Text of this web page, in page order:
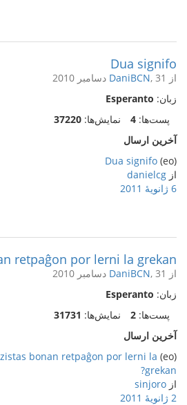
Dua signifo
از DaniBCN, 31 دسامبر 2010
زبان: Esperanto
پست‌ها: 4 نمایش‌ها: 37220
آخرین ارسال
(eo)
Dua signifo
از danielcg
6 ژانویهٔ 2011
retpaĝon por lerni la grekan?
از DaniBCN, 31 دسامبر 2010
زبان: Esperanto
پست‌ها: 2 نمایش‌ها: 31731
آخرین ارسال
(eo)
bonan retpaĝon por lerni la
grekan?
از sinjoro
2 ژانویهٔ 2011